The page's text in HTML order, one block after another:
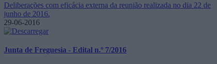
Deliberações com eficácia externa da reunião realizada no dia 22 de
junho de 2016.
29-06-2016
Junta de Freguesia - Edital n.º 7/2016